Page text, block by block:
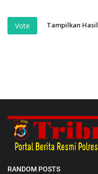
Vote Tampilkan Hasil
RANDOM POSTS